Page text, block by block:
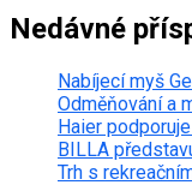
Nedávné
Nabíjecí myš
Odměňování a
Haier
BILLA
Trh s